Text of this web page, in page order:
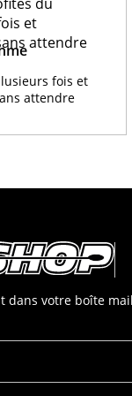
fois et
attendre
dans votre boîte